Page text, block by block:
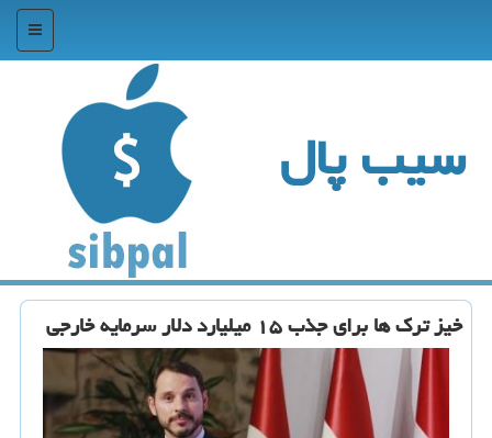
منو
سیب پال
خیز ترك ها برای جذب ۱۵ میلیارد دلار سرمایه خارجی